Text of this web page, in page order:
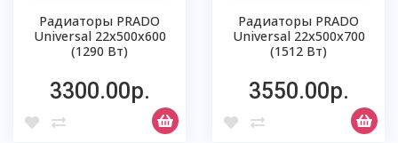
Радиаторы PRADO
Universal 22х500х600
(1290 Вт)
3300.00р.
Радиаторы PRADO
Universal 22х500х700
(1512 Вт)
3550.00р.